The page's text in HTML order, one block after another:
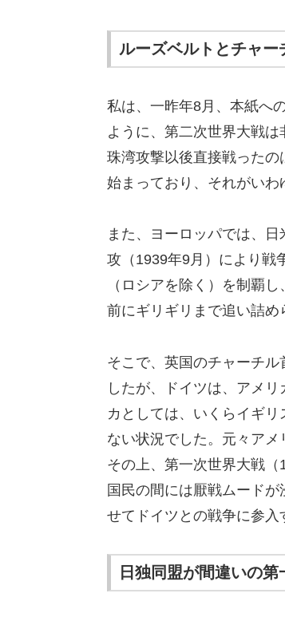
ルーズベルトとチャー
私は、一昨年8月、本紙へ
ように、第二次世界大戦
珠湾攻撃以後直接戦った
始まっており、それがいわ
また、ヨーロッパでは、
攻（1939年9月）により戦
（ロシアを除く）を制覇
前にギリギリまで追い詰め
そこで、英国のチャーチ
したが、ドイツは、アメ
カとしては、いくらイギ
ない状況でした。元々アメ
その上、第一次世界大戦（
国民の間には厭戦ムード
せてドイツとの戦争に参入
日独同盟が間違いの第